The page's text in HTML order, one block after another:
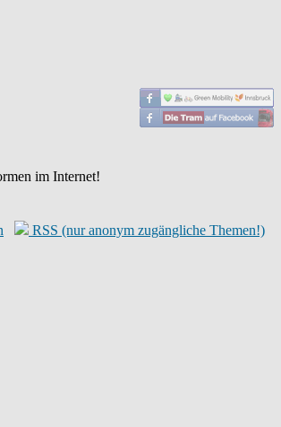
im Internet!
RSS (nur anonym zugängliche Themen!)